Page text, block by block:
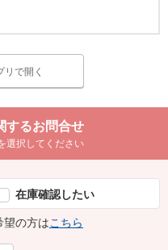
リで開く
するお問合せ
選択してください
在庫確認したい
の方はこちら